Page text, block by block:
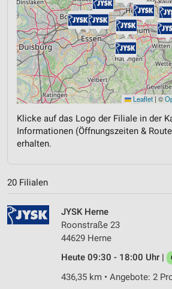
Leaflet | ©
Klicke auf das Logo der Filiale in der
Informationen (Öffnungszeiten &
erhalten.
20 Filialen
JYSK Herne
Roonstraße 23
44629 Herne
Heute 09:30 - 18:00 Uhr |
436,35 km • Angebote: 2